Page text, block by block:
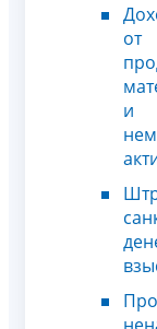
от
и